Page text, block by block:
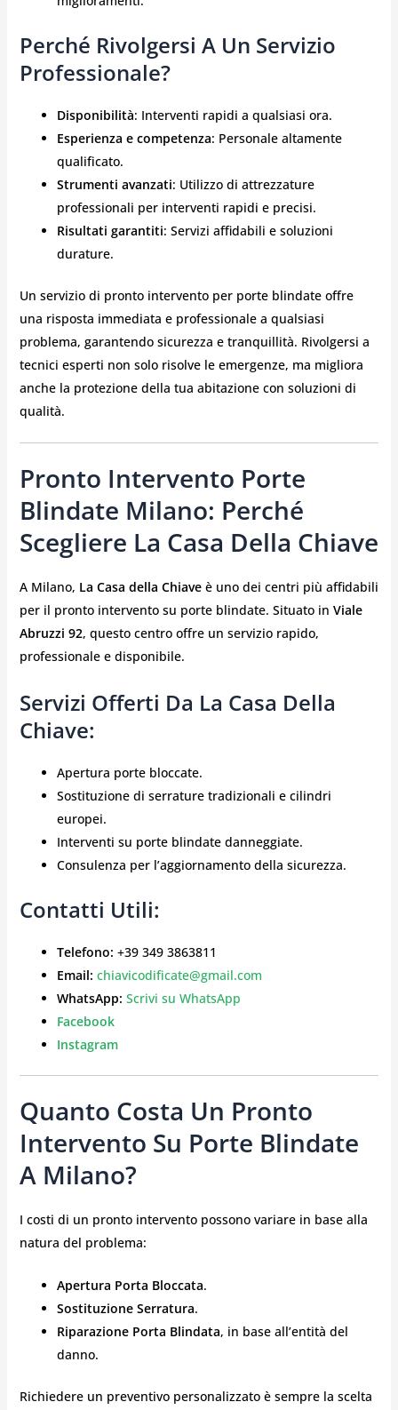
Perché Rivolgersi A Un Servizio
Professionale?
Disponibilità: Interventi rapidi a qualsiasi ora.
Esperienza e competenza: Personale altamente
qualificato.
Strumenti avanzati: Utilizzo di attrezzature
professionali per interventi rapidi e precisi.
Risultati garantiti: Servizi affidabili e soluzioni
durature.
Un servizio di pronto intervento per porte blindate offre
una risposta immediata e professionale a qualsiasi
problema, garantendo sicurezza e tranquillità. Rivolgersi a
tecnici esperti non solo risolve le emergenze, ma migliora
anche la protezione della tua abitazione con soluzioni di
qualità.
Pronto Intervento Porte
Blindate Milano: Perché
Scegliere La Casa Della Chiave
A Milano, La Casa della Chiaveè uno dei centri più affidabili
per il pronto intervento su porte blindate. Situato in Viale
Abruzzi 92, questo centro offre un servizio rapido,
professionale e disponibile.
Servizi Offerti Da La Casa Della
Chiave:
Apertura porte bloccate.
Sostituzione di serrature tradizionali e cilindri
europei.
Interventi su porte blindate danneggiate.
Consulenza per l’aggiornamento della sicurezza.
Contatti Utili:
Telefono: +39 349 3863811
Email: chiavicodificate@gmail.com
WhatsApp: Scrivi su WhatsApp
Facebook
Instagram
Quanto Costa Un Pronto
Intervento Su Porte Blindate
A Milano?
I costi di un pronto intervento possono variare in base alla
natura del problema:
Apertura Porta Bloccata.
Sostituzione Serratura.
Riparazione Porta Blindata, in base all’entità del
danno.
Richiedere un preventivo personalizzato è sempre la scelta